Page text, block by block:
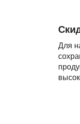
Для